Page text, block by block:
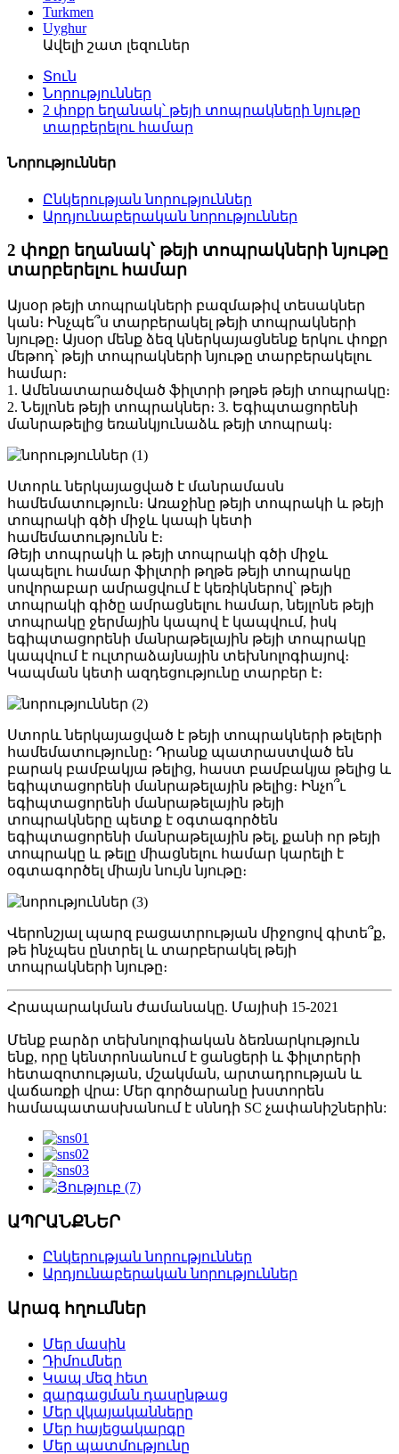
Turkmen
Uyghur
Ավելի շատ լեզուներ
Տուն
Նորություններ
2 փոքր եղանակ՝ թեյի տոպրակների նյութը
տարբերելու համար
Նորություններ
Ընկերության նորություններ
Արդյունաբերական նորություններ
2 փոքր եղանակ՝ թեյի տոպրակների նյութը
տարբերելու համար
Այսօր թեյի տոպրակների բազմաթիվ տեսակներ
կան։ Ինչպե՞ս տարբերակել թեյի տոպրակների
նյութը։ Այսօր մենք ձեզ կներկայացնենք երկու փոքր
մեթոդ՝ թեյի տոպրակների նյութը տարբերակելու
համար։
1. Ամենատարածված ֆիլտրի թղթե թեյի տոպրակը։
2. Նեյլոնե թեյի տոպրակներ։ 3. Եգիպտացորենի
մանրաթելից եռանկյունաձև թեյի տոպրակ։
Ստորև ներկայացված է մանրամասն
համեմատություն։ Առաջինը թեյի տոպրակի և թեյի
տոպրակի գծի միջև կապի կետի
համեմատությունն է։
Թեյի տոպրակի և թեյի տոպրակի գծի միջև
կապելու համար ֆիլտրի թղթե թեյի տոպրակը
սովորաբար ամրացվում է կեռիկներով՝ թեյի
տոպրակի գիծը ամրացնելու համար, նեյլոնե թեյի
տոպրակը ջերմային կապով է կապվում, իսկ
եգիպտացորենի մանրաթելային թեյի տոպրակը
կապվում է ուլտրաձայնային տեխնոլոգիայով։
Կապման կետի ազդեցությունը տարբեր է։
Ստորև ներկայացված է թեյի տոպրակների թելերի
համեմատությունը։ Դրանք պատրաստված են
բարակ բամբակյա թելից, հաստ բամբակյա թելից և
եգիպտացորենի մանրաթելային թելից։ Ինչո՞ւ
եգիպտացորենի մանրաթելային թեյի
տոպրակները պետք է օգտագործեն
եգիպտացորենի մանրաթելային թել, քանի որ թեյի
տոպրակը և թելը միացնելու համար կարելի է
օգտագործել միայն նույն նյութը։
Վերոնշյալ պարզ բացատրության միջոցով գիտե՞ք,
թե ինչպես ընտրել և տարբերակել թեյի
տոպրակների նյութը։
Հրապարակման ժամանակը. Մայիսի 15-2021
Մենք բարձր տեխնոլոգիական ձեռնարկություն
ենք, որը կենտրոնանում է ցանցերի և ֆիլտրերի
հետազոտության, մշակման, արտադրության և
վաճառքի վրա: Մեր գործարանը խստորեն
համապատասխանում է սննդի SC չափանիշներին:
ԱՊՐԱՆՔՆԵՐ
Ընկերության նորություններ
Արդյունաբերական նորություններ
Արագ հղումներ
Մեր մասին
Դիմումներ
Կապ մեզ հետ
զարգացման դասընթաց
Մեր վկայականները
Մեր հայեցակարգը
Մեր պատմությունը